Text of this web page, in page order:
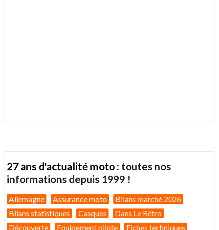
27 ans d'actualité moto : toutes nos
informations depuis 1999 !
Allemagne Assurance moto
Bilans marché 2026
Bilans statistiques
Casques
Dans Le Rétro
Découverte
Equipement pilote Fiches techniques